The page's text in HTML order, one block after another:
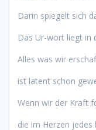
Darin spiegelt sich
Das Ur-wort liegt in
Alles was wir
ist latent schon
Wenn wir der Kraft
die im Herzen